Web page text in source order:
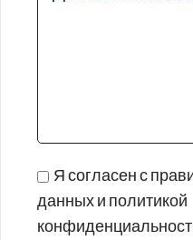
Я согласен с
данных и политикой